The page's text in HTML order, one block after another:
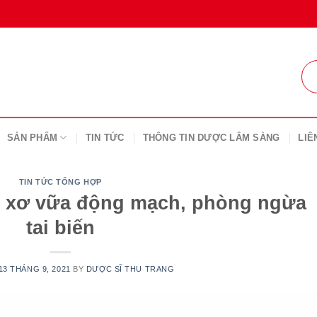
SẢN PHẨM TIN TỨC THÔNG TIN DƯỢC LÂM SÀNG
TIN TỨC TỔNG HỢP
xơ vữa động mạch, phòng ngừa
tai biến
THÁNG 9, 2021 BY DƯỢC SĨ THU TRANG